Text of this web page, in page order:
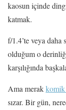
kaosun içinde
katmak.
f/1.4’te veya daha
olduğum o
karşılığında
Ama merak
sızar. Bir gün,